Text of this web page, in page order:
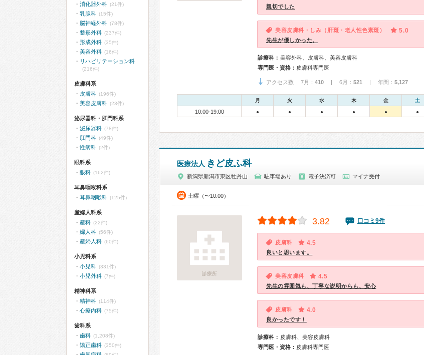
親切でした
美容皮膚科・しみ（肝斑・老人性色素斑） 5.0
先生が優しかった。
診療科： 美容外科、皮膚科、美容皮膚科
専門医・資格： 皮膚科専門医
アクセス数 7月： 410 | 6月： 521 | 年間： 5,127
月 火 水 木 金 土
10:00-19:00 ● ● ● ● ● ●
医療法人 きど皮ふ科
新潟県新潟市東区牡丹山 駐車場あり 電子決済可 マイナ受付
土曜（〜10:00）
診療所
3.82 口コミ9件
皮膚科 4.5
良いと思います。
美容皮膚科 4.5
先生の雰囲気も、丁寧な説明からも、安心
皮膚科 4.0
良かったです！
診療科： 皮膚科、美容皮膚科
専門医・資格： 皮膚科専門医
消化器外科 (21件)
乳腺科 (15件)
脳神経外科 (78件)
整形外科 (237件)
形成外科 (35件)
美容外科 (16件)
リハビリテーション科
(216件)
皮膚科系
皮膚科 (196件)
美容皮膚科 (23件)
泌尿器科・肛門科系
泌尿器科 (78件)
肛門科 (49件)
性病科 (2件)
眼科系
眼科 (162件)
耳鼻咽喉科系
耳鼻咽喉科 (125件)
産婦人科系
産科 (22件)
婦人科 (56件)
産婦人科 (60件)
小児科系
小児科 (331件)
小児外科 (7件)
精神科系
精神科 (114件)
心療内科 (75件)
歯科系
歯科 (1,208件)
矯正歯科 (350件)